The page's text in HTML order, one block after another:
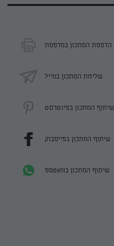
הדפסת המתכון במדפסת
שליחת המתכון במייל
שיתוף המתכון בפינטרסט
שיתוף המתכון בפייסבוק
שיתוף המתכון בוואטספ